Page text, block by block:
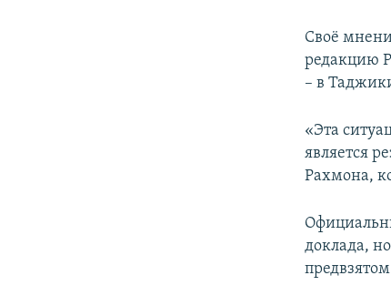
Своё
редакцию
– в
«Эта
является
Рахмона,
доклада,